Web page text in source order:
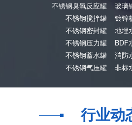
不锈钢臭氧反应罐
不锈钢搅拌罐
不锈钢密封罐
不锈钢压力罐
不锈钢蓄水罐
不锈钢气压罐
玻璃
镀锌
地埋
BDF
消防
非标
行业动